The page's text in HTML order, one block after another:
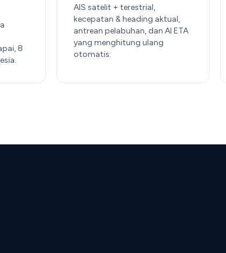
8
AIS satelit + terestrial,
kecepatan & heading aktual,
antrean pelabuhan, dan AI ETA
yang menghitung ulang
otomatis.